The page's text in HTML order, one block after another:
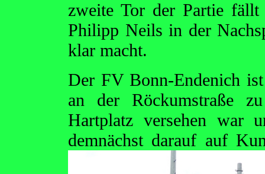
zweite Tor der Partie
Philipp Neils in der
klar macht.
Der FV Bonn-Endenich
an der Röckumstraße
Hartplatz versehen war
demnächst darauf auf